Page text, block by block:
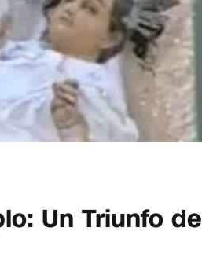
Un Triunfo de